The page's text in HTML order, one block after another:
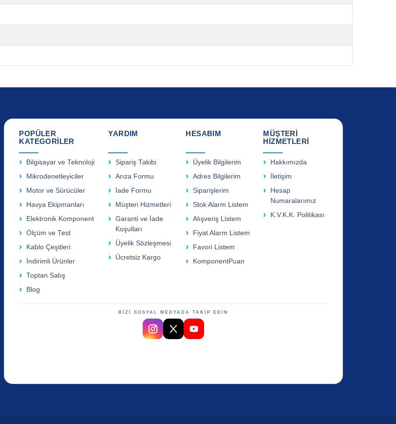
POPÜLER
KATEGORİLER
Bilgisayar ve Teknoloji
Mikrodenetleyiciler
Motor ve Sürücüler
Havya Ekipmanları
Elektronik Komponent
Ölçüm ve Test
Kablo Çeşitleri
İndirimli Ürünler
Toptan Satış
Blog
YARDIM
Sipariş Takibi
Arıza Formu
İade Formu
Müşteri Hizmetleri
Garanti ve İade
Koşulları
Üyelik Sözleşmesi
Ücretsiz Kargo
HESABIM
Üyelik Bilgilerim
Adres Bilgilerim
Siparişlerim
Stok Alarm Listem
Alışveriş Listem
Fiyat Alarm Listem
Favori Listem
KomponentPuan
MÜŞTERİ
HİZMETLERİ
Hakkımızda
İletişim
Hesap
Numaralarımız
K.V.K.K. Politikası
BİZİ SOSYAL MEDYADA TAKİP EDİN